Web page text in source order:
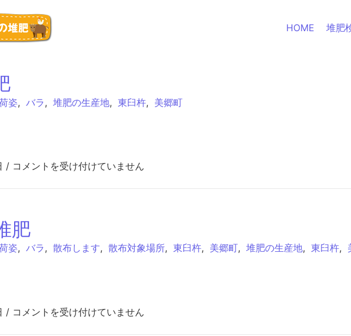
HOME
堆肥
姿, バラ, 堆肥の生産地, 東臼杵, 美郷町
/ 藤島堆肥 は
コメントを受け付けていません
肥
姿, バラ, 散布します, 散布対象場所, 東臼杵, 美郷町, 堆肥の生産地, 東臼杵,
/ 牛ふん堆肥 は
コメントを受け付けていません